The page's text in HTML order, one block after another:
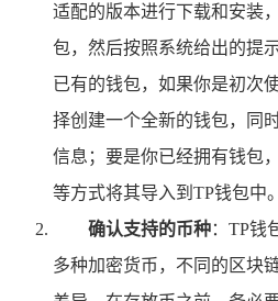
适配的版本进行下载和安装
包，然后按照系统给出的提
已有的钱包，如果你是初次
择创建一个全新的钱包，同
信息；要是你已经拥有钱包
等方式将其导入到TP钱包中。
确认支持的币种：TP钱
多种加密货币，不同的区块